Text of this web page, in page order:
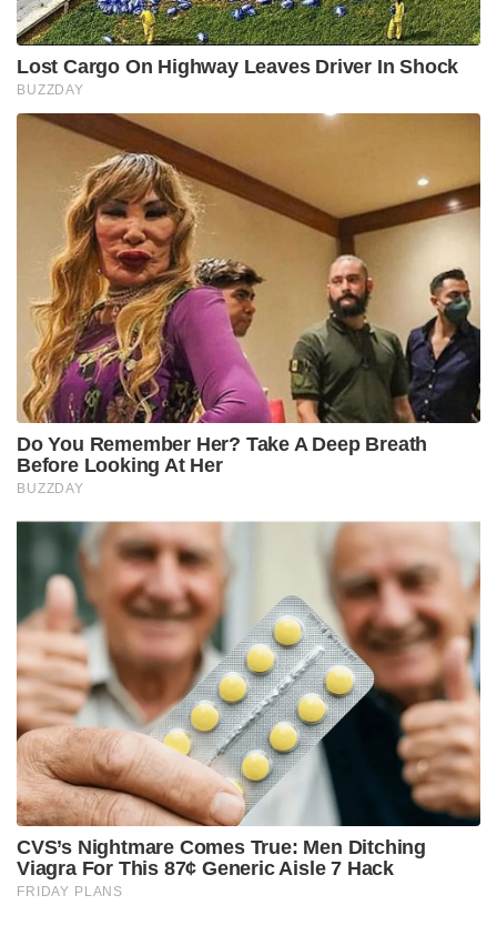
Lost Cargo On Highway Leaves Driver In Shock
BUZZDAY
Do You Remember Her? Take A Deep Breath
Before Looking At Her
BUZZDAY
CVS’s Nightmare Comes True: Men Ditching
Viagra For This 87¢ Generic Aisle 7 Hack
FRIDAY PLANS